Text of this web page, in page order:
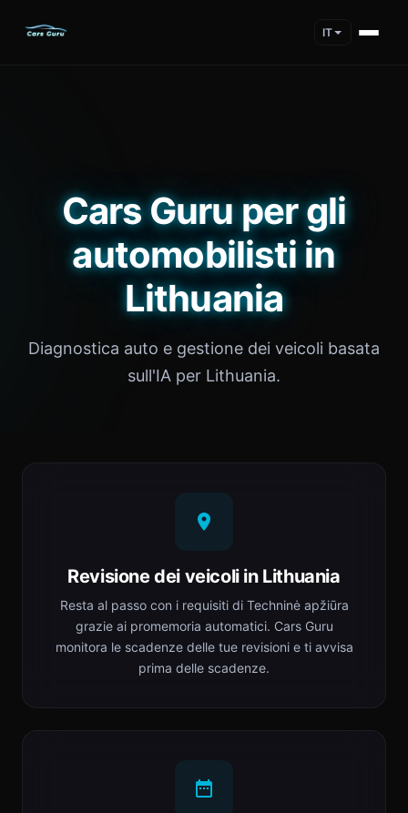
IT
Cars Guru per gli
automobilisti in
Lithuania
Diagnostica auto e gestione dei veicoli basata
sull'IA per Lithuania.
Revisione dei veicoli in Lithuania
Resta al passo con i requisiti di Techninė apžiūra
grazie ai promemoria automatici. Cars Guru
monitora le scadenze delle tue revisioni e ti avvisa
prima delle scadenze.